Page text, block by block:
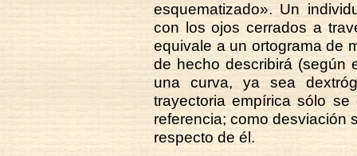
esquematizado». Un
con los ojos cerrados a
equivale a un ortograma de
de hecho describirá (según
una curva, ya sea
trayectoria empírica sólo
referencia; como desviación
respecto de él.